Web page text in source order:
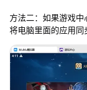
方法二：如果游戏中
将电脑里面的应用同